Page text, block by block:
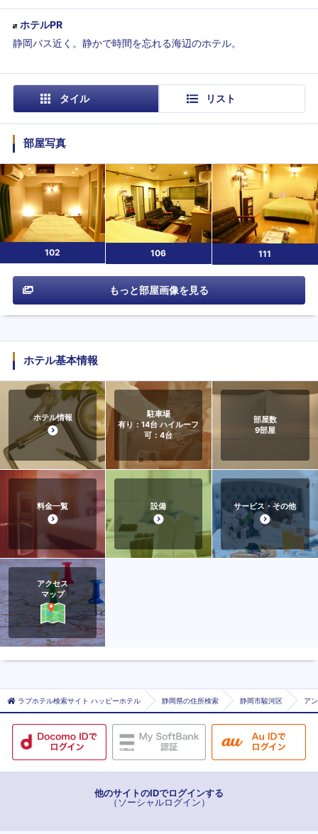
ホテルPR
静岡バス近く。静かで時間を忘れる海辺のホテル。
タイル リスト
部屋写真
102 106 111
もっと部屋画像を見る
ホテル基本情報
ホテル情報
駐車場
有り：14台 ハイルーフ
可：4台
部屋数
9部屋
料金一覧 設備 サービス・その他
アクセス
マップ
ラブホテル検索サイト ハッピーホテル 静岡県の住所検索 静岡市駿河区 ア
他のサイトのIDでログインする
（ソーシャルログイン）